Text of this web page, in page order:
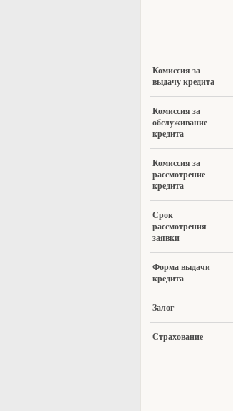
Комиссия за
выдачу кредита
Комиссия за
обслуживание
кредита
Комиссия за
рассмотрение
кредита
Срок
рассмотрения
заявки
Форма выдачи
кредита
Залог
Страхование